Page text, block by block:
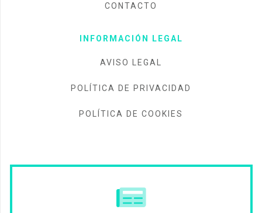
CONTACTO
INFORMACIÓN LEGAL
AVISO LEGAL
POLÍTICA DE PRIVACIDAD
POLÍTICA DE COOKIES